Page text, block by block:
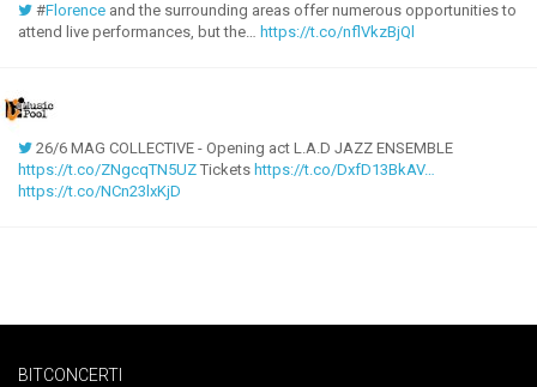
#Florence and the surrounding areas offer numerous opportunities to
attend live performances, but the… https://t.co/nflVkzBjQl
26/6 MAG COLLECTIVE - Opening act L.A.D JAZZ ENSEMBLE
https://t.co/ZNgcqTN5UZ Tickets https://t.co/DxfD13BkAV…
https://t.co/NCn23lxKjD
BITCONCERTI